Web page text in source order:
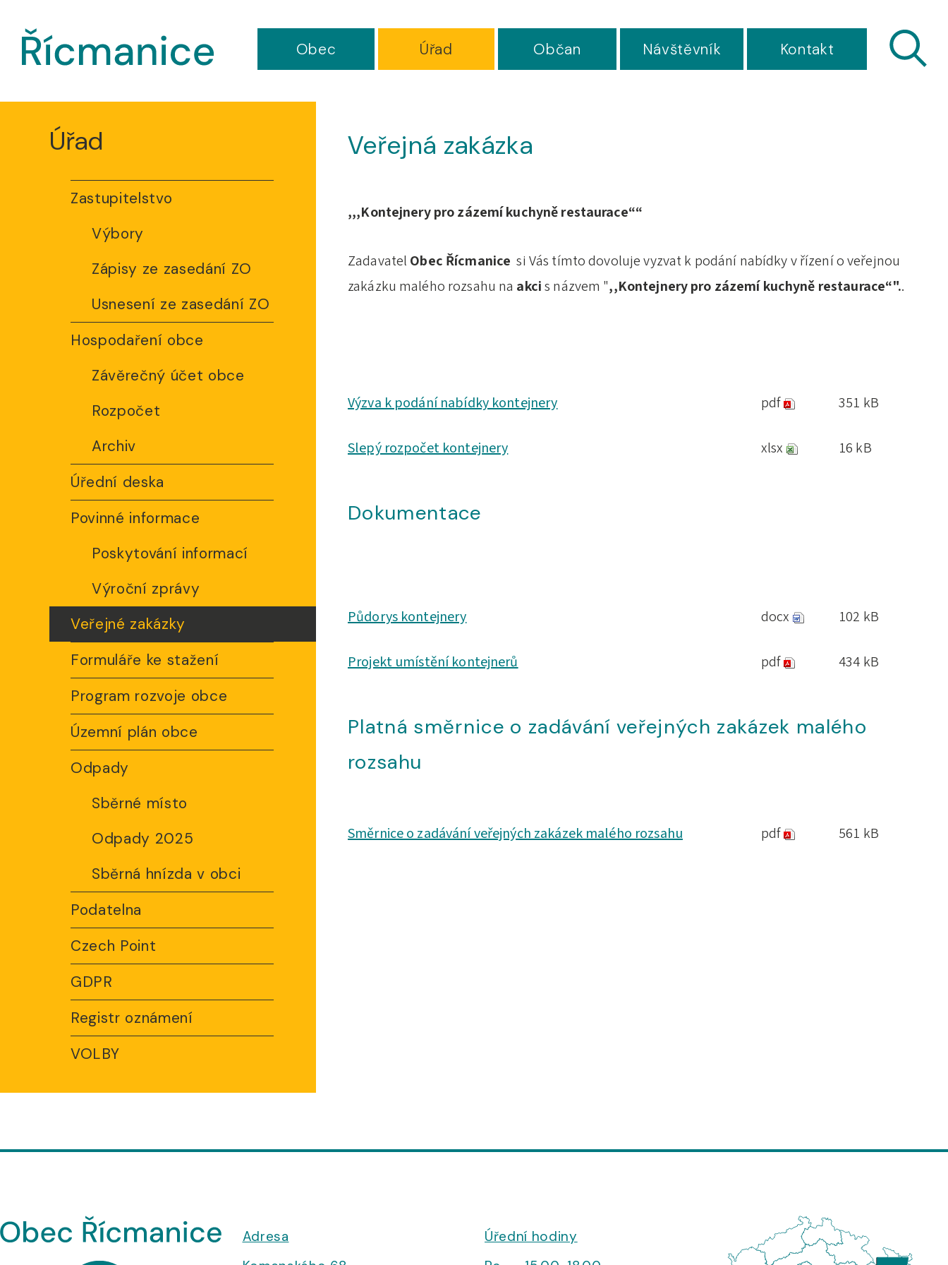
Obec Úřad Občan Návštěvník Kontakt
Úřad
Zastupitelstvo
Výbory
Zápisy ze zasedání ZO
Usnesení ze zasedání ZO
Hospodaření obce
Závěrečný účet obce
Rozpočet
Archiv
Úřední deska
Povinné informace
Poskytování informací
Výroční zprávy
Veřejné zakázky
Formuláře ke stažení
Program rozvoje obce
Územní plán obce
Odpady
Sběrné místo
Odpady 2025
Sběrná hnízda v obci
Podatelna
Czech Point
GDPR
Registr oznámení
VOLBY
Veřejná zakázka
,,,Kontejnery pro zázemí kuchyně restaurace““
Zadavatel Obec Řícmanice si Vás tímto dovoluje vyzvat k podání nabídky v řízení o veřejnou
zakázku malého rozsahu na akcis názvem ",,Kontejnery pro zázemí kuchyně restaurace“"..
Výzva k podání nabídky kontejnery pdf 351 kB
Slepý rozpočet kontejnery xlsx 16 kB
Dokumentace
Půdorys kontejnery docx 102 kB
Projekt umístění kontejnerů pdf 434 kB
Platná směrnice o zadávání veřejných zakázek malého
rozsahu
Směrnice o zadávání veřejných zakázek malého rozsahu pdf 561 kB
Adresa
Úřední hodiny